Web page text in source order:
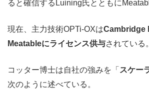
ると確信するLuining氏とともに
現在、主力技術OPTi-OXはCambridge
Meatableにライセンス供与されている。
コッター博士は自社の強みを「 スケー
次のように述べている。